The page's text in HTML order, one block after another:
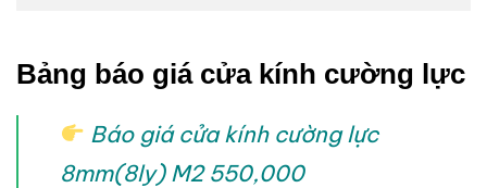
Bảng báo giá cửa kính cường lực
Báo giá cửa kính cường lực
8mm(8ly) M2 550,000